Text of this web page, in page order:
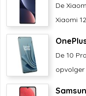
De
Xiaomi
De 10
opvolger